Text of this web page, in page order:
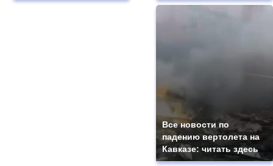
Все новости по
падению вертолета на
Кавказе: читать здесь